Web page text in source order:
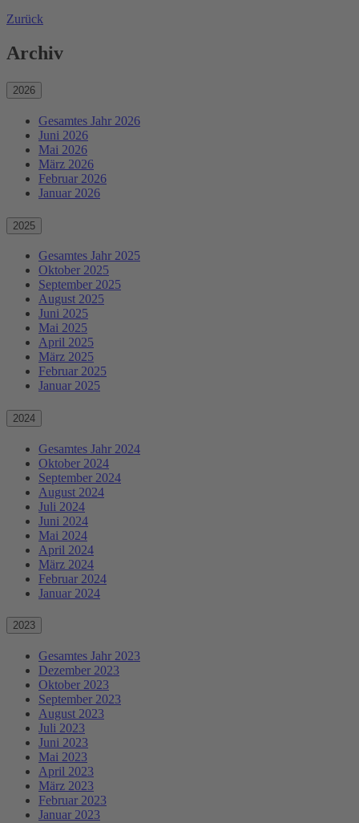
Zurück
Archiv
2026
Gesamtes Jahr 2026
Juni 2026
Mai 2026
März 2026
Februar 2026
Januar 2026
2025
Gesamtes Jahr 2025
Oktober 2025
September 2025
August 2025
Juni 2025
Mai 2025
April 2025
März 2025
Februar 2025
Januar 2025
2024
Gesamtes Jahr 2024
Oktober 2024
September 2024
August 2024
Juli 2024
Juni 2024
Mai 2024
April 2024
März 2024
Februar 2024
Januar 2024
2023
Gesamtes Jahr 2023
Dezember 2023
Oktober 2023
September 2023
August 2023
Juli 2023
Juni 2023
Mai 2023
April 2023
März 2023
Februar 2023
Januar 2023